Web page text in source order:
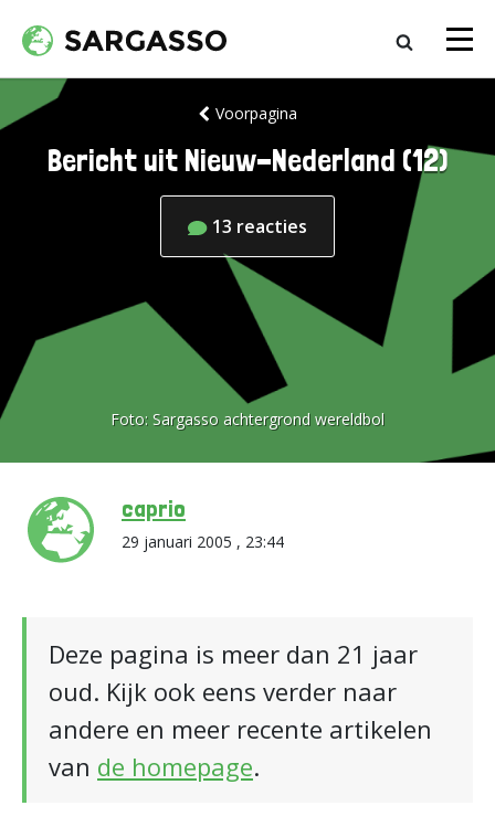
Voorpagina
Bericht uit Nieuw-Nederland (12)
13 reacties
Foto: Sargasso achtergrond wereldbol
caprio
29 januari 2005 , 23:44
Deze pagina is meer dan 21 jaar
oud. Kijk ook eens verder naar
andere en meer recente artikelen
van de homepage.